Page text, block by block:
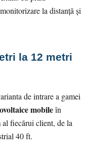
la distanță și
la 12 metri
de intrare a gamei
mobileîn
fiecărui client, de la
40 ft.